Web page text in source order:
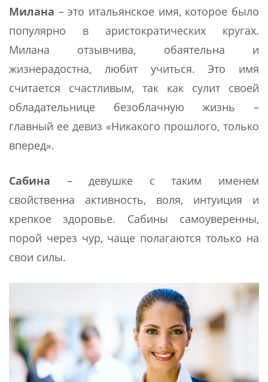
Милана – это итальянское имя, которое было
популярно в аристократических кругах.
Милана отзывчива, обаятельна и
жизнерадостна, любит учиться. Это имя
считается счастливым, так как сулит своей
обладательнице безоблачную жизнь –
главный ее девиз «Никакого прошлого, только
вперед».
Сабина – девушке с таким именем
свойственна активность, воля, интуиция и
крепкое здоровье. Сабины самоуверенны,
порой через чур, чаще полагаются только на
свои силы.